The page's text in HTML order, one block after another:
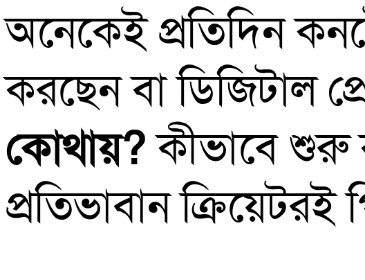
অনেকেই প্রতিদিন
করছেন বা ডিজিটাল
কোথায়?কীভাবে শুরু
প্রতিভাবান